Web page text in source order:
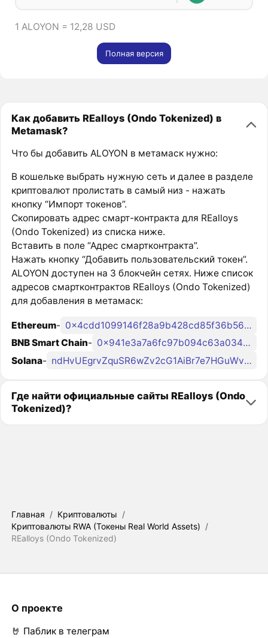
1 ALOYON = 12,28 USD
Полная версия
Как добавить REalloys (Ondo Tokenized) в
Metamask?
Что бы добавить ALOYON в метамаск нужно:
В кошельке выбрать нужную сеть и далее в разделе
криптовалют пролистать в самый низ - нажать
кнопку “Импорт токенов”.
Скопировать адрес смарт-контракта для REalloys
(Ondo Tokenized) из списка ниже.
Вставить в поле “Адрес смартконтракта”.
Нажать кнопку “Добавить пользовательский токен”.
ALOYON доступен на 3 блокчейн сетях. Ниже список
адресов смартконтрактов REalloys (Ondo Tokenized)
для добавления в метамаск:
Ethereum-
0x4cdd1099146f28a9b428cd85f36b562b6d05c8c8
BNB Smart Chain-
0x941e3a7a6fc97b094c63a0348367cf90d93ff090
Solana- ndHvUEgrvZquSR6wZv2cG1AiBr7e7HGuWvfPULcondo
Где найти официальные сайты REalloys (Ondo
Tokenized)?
Главная / Криптовалюты /
Криптовалюты RWA (Токены Real World Assets) /
REalloys (Ondo Tokenized)
О проекте
🤘 Паблик в телеграм